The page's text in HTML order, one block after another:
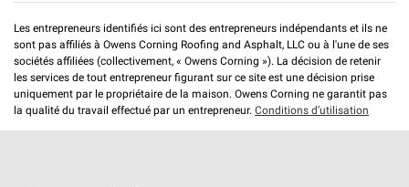
Les entrepreneurs identifiés ici sont des entrepreneurs indépendants et ils ne
sont pas affiliés à Owens Corning Roofing and Asphalt, LLC ou à l'une de ses
sociétés affiliées (collectivement, « Owens Corning »). La décision de retenir
les services de tout entrepreneur figurant sur ce site est une décision prise
uniquement par le propriétaire de la maison. Owens Corning ne garantit pas
la qualité du travail effectué par un entrepreneur. Conditions d’utilisation